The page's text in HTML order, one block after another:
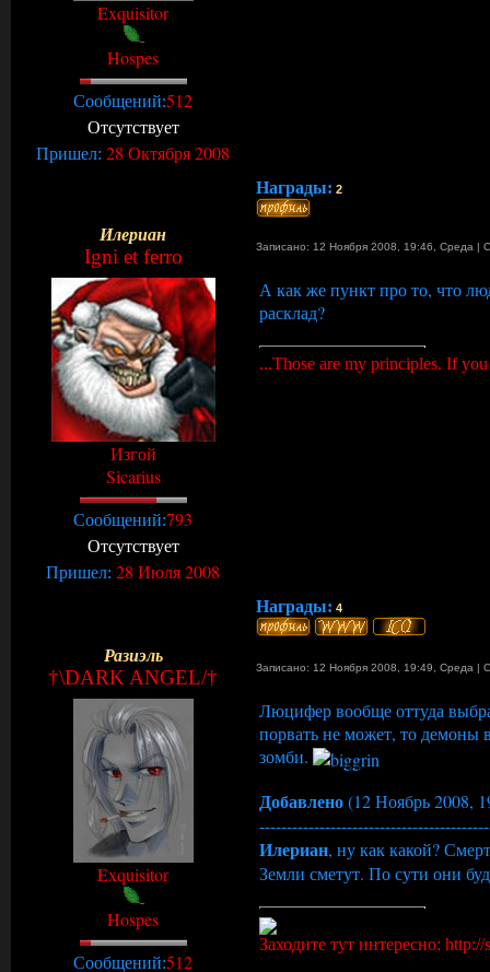
Exquisitor
Hospes
Сообщений:512
Отсутствует
Пришел: 28 Октября 2008
Награды: 2
Илериан
Igni et ferro Записано: 12 Ноября 2008, 19:46, Среда |
Изгой
Sicarius
Сообщений:793
Отсутствует
Пришел: 28 Июля 2008
А как же пункт про то, что
расклад?
...Those are my principles. If
Награды: 4
Разиэль
†\DARK ANGEL/† Записано: 12 Ноября 2008, 19:49, Среда |
Exquisitor
Hospes
Сообщений:512
Люцифер вообще оттуда
порвать не может, то демоны
зомби.
Добавлено(12 Ноябрь 2008,
Илериан, ну как какой?
Земли сметут. По сути они
Заходите тут интересно: